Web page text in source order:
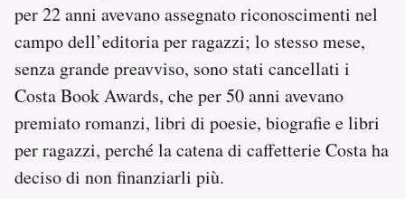
per 22 anni avevano assegnato riconoscimenti nel
campo dell’editoria per ragazzi; lo stesso mese,
senza grande preavviso, sono stati cancellati i
Costa Book Awards, che per 50 anni avevano
premiato romanzi, libri di poesie, biografie e libri
per ragazzi, perché la catena di caffetterie Costa ha
deciso di non finanziarli più.